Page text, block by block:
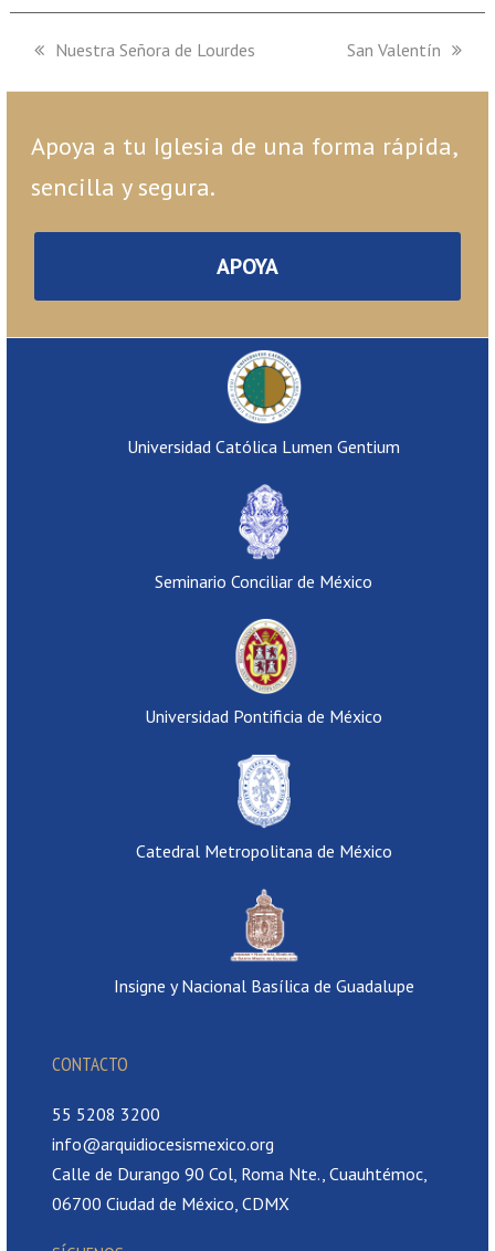
previous
Nuestra Señora de Lourdes
next
San Valentín
Apoya a tu Iglesia de una forma rápida,
sencilla y segura.
APOYA
Universidad Católica Lumen Gentium
Seminario Conciliar de México
Universidad Pontificia de México
Catedral Metropolitana de México
Insigne y Nacional Basílica de Guadalupe
CONTACTO
55 5208 3200
info@arquidiocesismexico.org
Calle de Durango 90 Col, Roma Nte., Cuauhtémoc,
06700 Ciudad de México, CDMX